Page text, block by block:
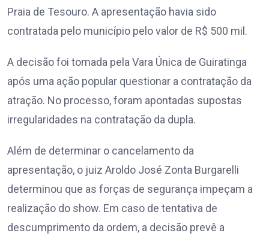
Praia de Tesouro. A apresentação havia sido
contratada pelo município pelo valor de R$ 500 mil.
A decisão foi tomada pela Vara Única de Guiratinga
após uma ação popular questionar a contratação da
atração. No processo, foram apontadas supostas
irregularidades na contratação da dupla.
Além de determinar o cancelamento da
apresentação, o juiz Aroldo José Zonta Burgarelli
determinou que as forças de segurança impeçam a
realização do show. Em caso de tentativa de
descumprimento da ordem, a decisão prevê a